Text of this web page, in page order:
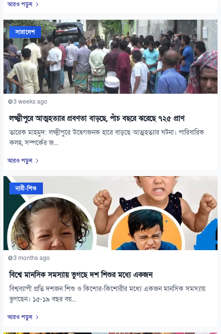
আরও পড়ুন
সারাদেশ
3 weeks ago
লক্ষ্মীপুরে আত্মহত্যার প্রবণতা বাড়ছে, পাঁচ বছরে ঝরেছে ৭২৫ প্রাণ
তারেক মাহমুদ: লক্ষ্মীপুরে উদ্বেগজনক হারে বাড়ছে আত্মহত্যার ঘটনা। পারিবারিক
কলহ, সম্পর্কের জ...
আরও পড়ুন
নারী-শিশু
3 months ago
বিশ্বে মানসিক সমস্যায় ভুগছে দশ শিশুর মধ্যে একজন
বিশ্বব্যাপী প্রতি দশজন শিশু ও কিশোর-কিশোরীর মধ্যে একজন মানসিক সমস্যায়
ভুগছেন। ১৫-১৯ বছর বয়...
আরও পড়ুন